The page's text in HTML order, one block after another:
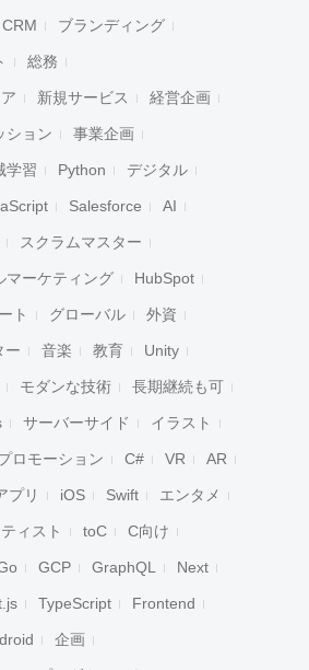
CRM ブランディング
総務
新規サービス 経営企画
ション 事業企画
学習 Python デジタル
Salesforce AI
スクラムマスター
マーケティング HubSpot
ト グローバル 外資
ー 音楽 教育 Unity
モダンな技術 長期継続も可
サーバーサイド イラスト
ロモーション C# VR AR
プリ iOS Swift エンタメ
ィスト toC C向け
GCP GraphQL Next
TypeScript Frontend
企画